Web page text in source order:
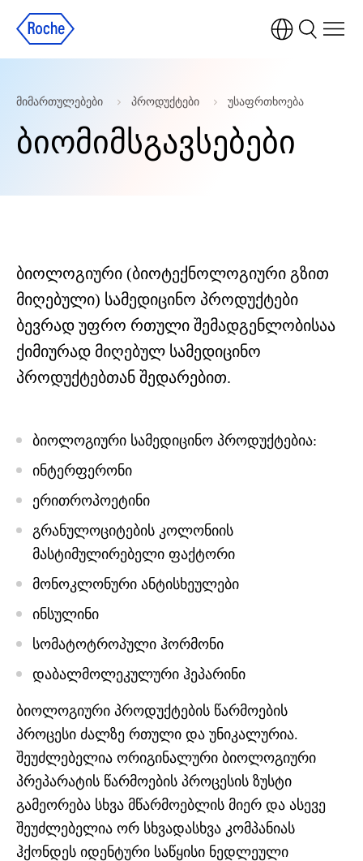
მიმართულებები პროდუქტები უსაფრთხოება
ბიომიმსგავსებები
ბიოლოგიური (ბიოტექნოლოგიური გზით
მიღებული) სამედიცინო პროდუქტები
ბევრად უფრო რთული შემადგენლობისაა
ქიმიურად მიღებულ სამედიცინო
პროდუქტებთან შედარებით.
ბიოლოგიური სამედიცინო პროდუქტებია:
ინტერფერონი
ერითროპოეტინი
გრანულოციტების კოლონიის
მასტიმულირებელი ფაქტორი
მონოკლონური ანტისხეულები
ინსულინი
სომატოტროპული ჰორმონი
დაბალმოლეკულური ჰეპარინი
ბიოლოგიური პროდუქტების წარმოების
პროცესი ძალზე რთული და უნიკალურია.
შეუძლებელია ორიგინალური ბიოლოგიური
პრეპარატის წარმოების პროცესის ზუსტი
გამეორება სხვა მწარმოებლის მიერ და ასევე
შეუძლებელია ორ სხვადასხვა კომპანიას
ჰქონდეს იდენტური საწყისი ნედლეული